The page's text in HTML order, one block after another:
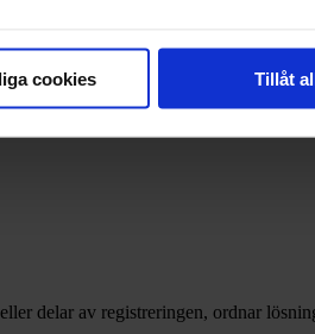
cookies Tillåt
delar av registreringen, ordnar